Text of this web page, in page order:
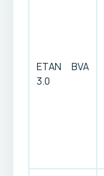
ETAN BVA
3.0